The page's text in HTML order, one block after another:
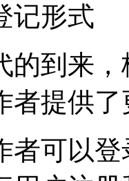
记形式
的到来
者提供
者可以